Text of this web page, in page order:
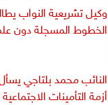
وكيل تشريعية النواب
الخطوط المسجلة دون
النائب محمد بلتاجي
أزمة التأمينات الاجتماعية